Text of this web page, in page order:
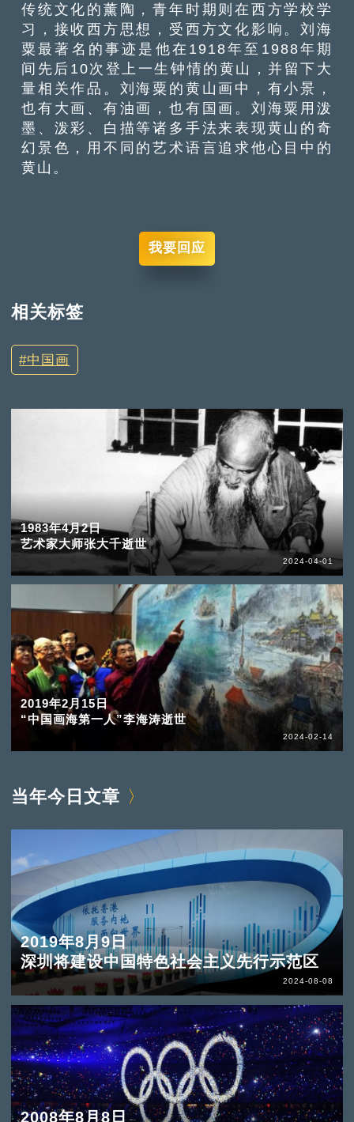
传统文化的薰陶，青年时期则在西方学校学
习，接收西方思想，受西方文化影响。刘海
粟最著名的事迹是他在1918年至1988年期
间先后10次登上一生钟情的黄山，并留下大
量相关作品。刘海粟的黄山画中，有小景，
也有大画、有油画，也有国画。刘海粟用泼
墨、泼彩、白描等诸多手法来表现黄山的奇
幻景色，用不同的艺术语言追求他心目中的
黄山。
我要回应
相关标签
中国画
1983年4月2日
艺术家大师张大千逝世
2024-04-01
2019年2月15日
“中国画海第一人”李海涛逝世
2024-02-14
当年今日文章
2019年8月9日
深圳将建设中国特色社会主义先行示范区
2024-08-08
2008年8月8日